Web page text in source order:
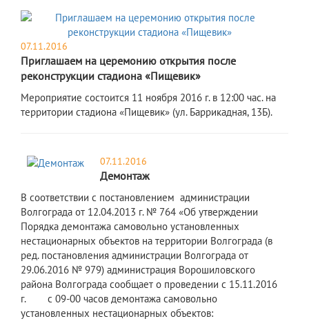
07.11.2016
Приглашаем на церемонию открытия после
реконструкции стадиона «Пищевик»
Мероприятие состоится 11 ноября 2016 г. в 12:00 час. на
территории стадиона «Пищевик» (ул. Баррикадная, 13Б).
07.11.2016
Демонтаж
В соответствии с постановлением администрации
Волгограда от 12.04.2013 г. № 764 «Об утверждении
Порядка демонтажа самовольно установленных
нестационарных объектов на территории Волгограда (в
ред. постановления администрации Волгограда от
29.06.2016 № 979) администрация Ворошиловского
района Волгограда сообщает о проведении с 15.11.2016
г. с 09-00 часов демонтажа самовольно
установленных нестационарных объектов: